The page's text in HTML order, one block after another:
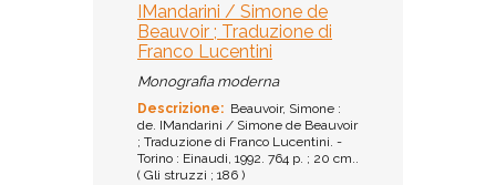
IMandarini / Simone de
Beauvoir ; Traduzione di
Franco Lucentini
Monografia moderna
Descrizione: Beauvoir, Simone :
de. IMandarini / Simone de Beauvoir
; Traduzione di Franco Lucentini. -
Torino : Einaudi, 1992. 764 p. ; 20 cm..
( Gli struzzi ; 186 )